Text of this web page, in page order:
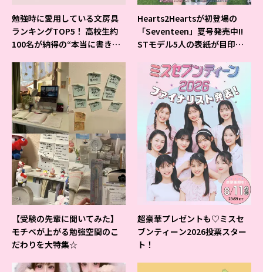
勉強時に愛用している文房具
ランキングTOP5！ 高校生約
100名が納得の“本当に書きや
Hearts2Heartsが初登場の
「Seventeen」夏号発売中!!
STモデル5人の表紙が目印だ
【受験の先輩に聞いてみた】
モチベが上がる勉強空間のこ
だわりを大特集☆
超豪華プレゼントも♡ミスセ
ブンティーン2026投票スター
ト！